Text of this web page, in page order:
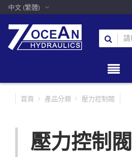
中文 (繁體)
首頁 產品分類 壓力控制閥
壓力控制閥